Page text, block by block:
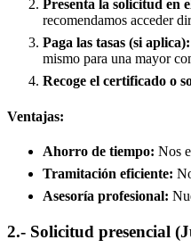
Presenta la solicitud en
recomendamos acceder
Paga las tasas (si aplica):
mismo para una mayor
Recoge el certificado o
Ventajas:
Ahorro de tiempo: Nos
Tramitación eficiente:
Asesoría profesional:
2.- Solicitud presencial